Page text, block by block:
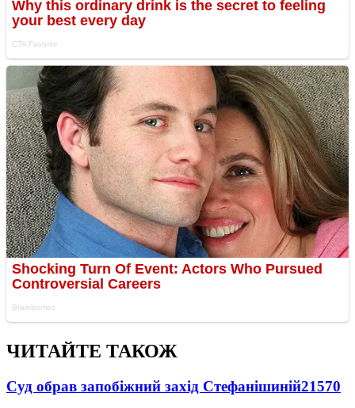
ЧИТАЙТЕ ТАКОЖ
Суд обрав запобіжний захід Стефанішиній21570